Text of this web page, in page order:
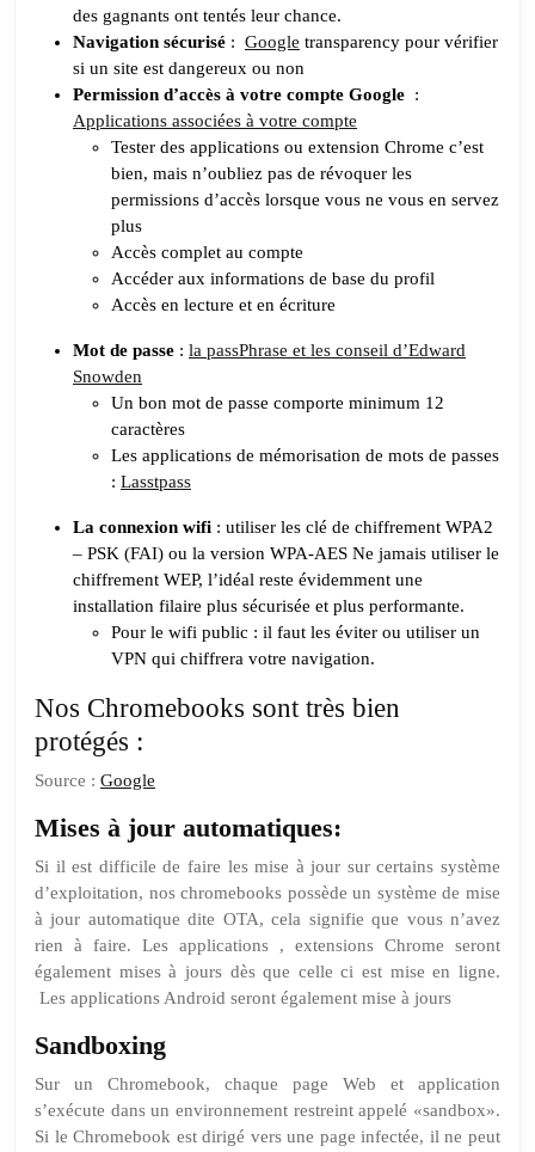
des gagnants ont tentés leur chance.
Navigation sécurisé : Google transparency pour vérifier
si un site est dangereux ou non
Permission d’accès à votre compte Google :
Applications associées à votre compte
Tester des applications ou extension Chrome c’est
bien, mais n’oubliez pas de révoquer les
permissions d’accès lorsque vous ne vous en servez
plus
Accès complet au compte
Accéder aux informations de base du profil
Accès en lecture et en écriture
Mot de passe : la passPhrase et les conseil d’Edward
Snowden
Un bon mot de passe comporte minimum 12
caractères
Les applications de mémorisation de mots de passes
: Lasstpass
La connexion wifi : utiliser les clé de chiffrement WPA2
– PSK (FAI) ou la version WPA-AES Ne jamais utiliser le
chiffrement WEP, l’idéal reste évidemment une
installation filaire plus sécurisée et plus performante.
Pour le wifi public : il faut les éviter ou utiliser un
VPN qui chiffrera votre navigation.
Nos Chromebooks sont très bien
protégés :
Source : Google
Mises à jour automatiques:
Si il est difficile de faire les mise à jour sur certains système
d’exploitation, nos chromebooks possède un système de mise
à jour automatique dite OTA, cela signifie que vous n’avez
rien à faire. Les applications , extensions Chrome seront
également mises à jours dès que celle ci est mise en ligne.
Les applications Android seront également mise à jours
Sandboxing
Sur un Chromebook, chaque page Web et application
s’exécute dans un environnement restreint appelé «sandbox».
Si le Chromebook est dirigé vers une page infectée, il ne peut